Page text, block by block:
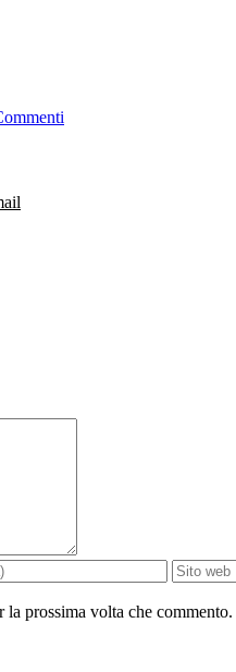
prossima volta che commento.